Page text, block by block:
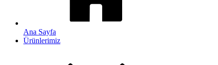
Ana Sayfa
Ürünlerimiz